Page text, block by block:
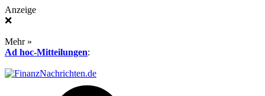
Anzeige
❌
Mehr »
Ad hoc-Mitteilungen: